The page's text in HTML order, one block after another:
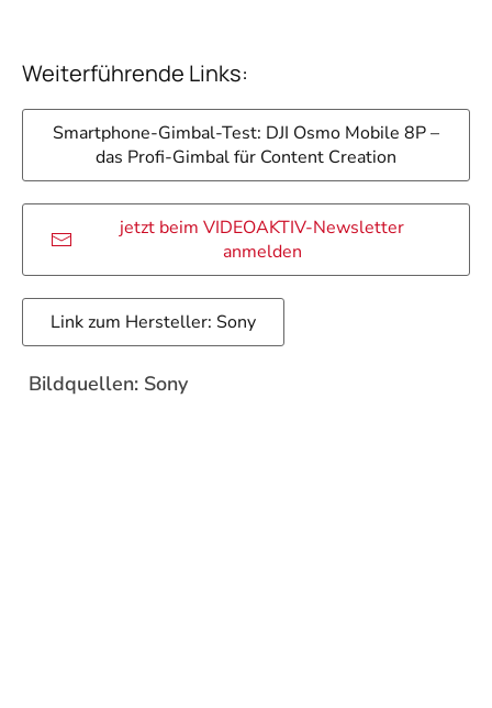
Weiterführende Links:
Smartphone-Gimbal-Test: DJI Osmo Mobile 8P –
das Profi-Gimbal für Content Creation
jetzt beim VIDEOAKTIV-Newsletter
anmelden
Link zum Hersteller: Sony
Bildquellen: Sony